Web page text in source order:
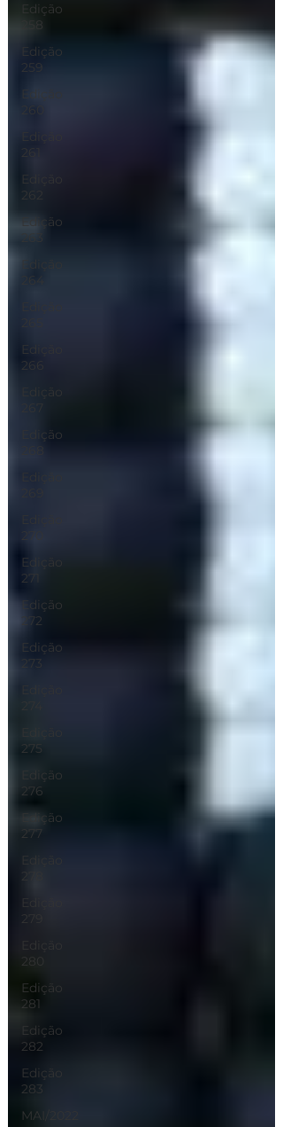
Edição
258
Edição
259
Edição
261
Edição
262
Edição
264
Edição
266
Edição
Edição
Edição
271
Edição
272
Edição
273
275
Edição
276
Edição
277
Edição
278
Edição
279
280
Edição
281
Edição
282
Edição
283
MAI/2022